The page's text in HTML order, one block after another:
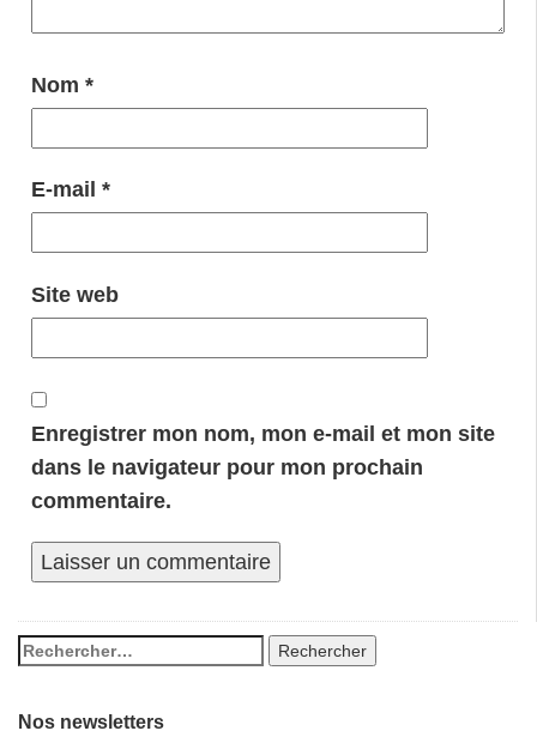
Nom *
E-mail *
Site web
Enregistrer mon nom, mon e-mail et mon site
dans le navigateur pour mon prochain
commentaire.
Nos newsletters